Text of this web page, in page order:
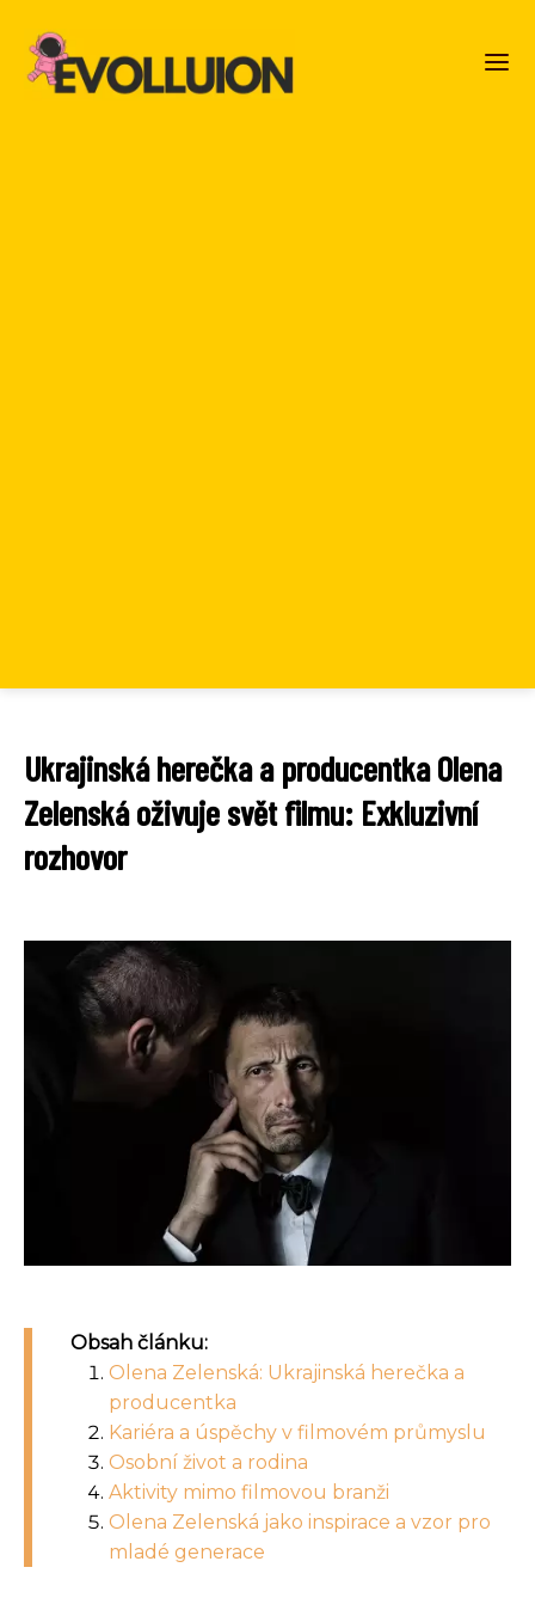
Ukrajinská herečka a producentka Olena
Zelenská oživuje svět filmu: Exkluzivní
rozhovor
Obsah článku:
Olena Zelenská: Ukrajinská herečka a
producentka
Kariéra a úspěchy v filmovém průmyslu
Osobní život a rodina
Aktivity mimo filmovou branži
Olena Zelenská jako inspirace a vzor pro
mladé generace